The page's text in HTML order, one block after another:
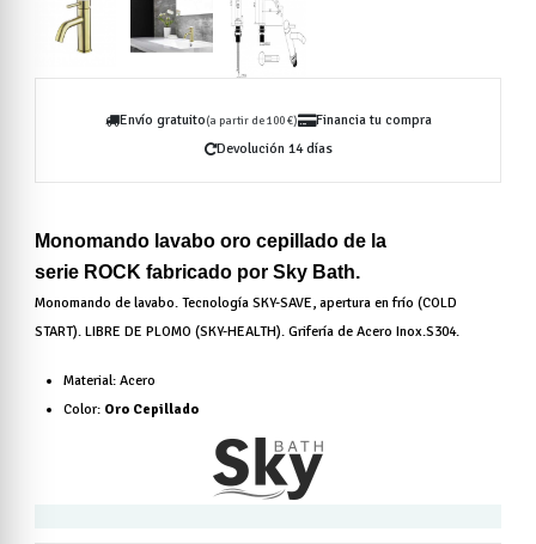
Envío gratuito(a partir de 100 €)
Financia tu compra
Devolución 14 días
Monomando lavabo oro cepillado de la
serie ROCK fabricado por Sky Bath.
Monomando de lavabo. Tecnología SKY-SAVE, apertura en frío (COLD
START). LIBRE DE PLOMO (SKY-HEALTH). Grifería de Acero Inox.S304.
Material: Acero
Color: Oro Cepillado